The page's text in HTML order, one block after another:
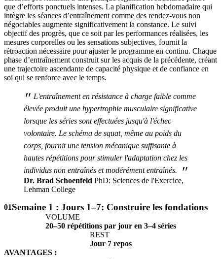
que d’efforts ponctuels intenses. La planification hebdomadaire qui
intègre les séances d’entraînement comme des rendez-vous non
négociables augmente significativement la constance. Le suivi
objectif des progrès, que ce soit par les performances réalisées, les
mesures corporelles ou les sensations subjectives, fournit la
rétroaction nécessaire pour ajuster le programme en continu. Chaque
phase d’entraînement construit sur les acquis de la précédente, créant
une trajectoire ascendante de capacité physique et de confiance en
soi qui se renforce avec le temps.
" L'entraînement en résistance à charge faible comme
élevée produit une hypertrophie musculaire significative
lorsque les séries sont effectuées jusqu'à l'échec
volontaire. Le schéma de squat, même au poids du
corps, fournit une tension mécanique suffisante à
hautes répétitions pour stimuler l'adaptation chez les
individus non entraînés et modérément entraînés.
"
Dr. Brad Schoenfeld PhD: Sciences de l'Exercice,
Lehman College
01Semaine 1 : Jours 1–7: Construire les fondations
VOLUME
20–50 répétitions par jour en 3–4 séries
REST
Jour 7 repos
AVANTAGES :